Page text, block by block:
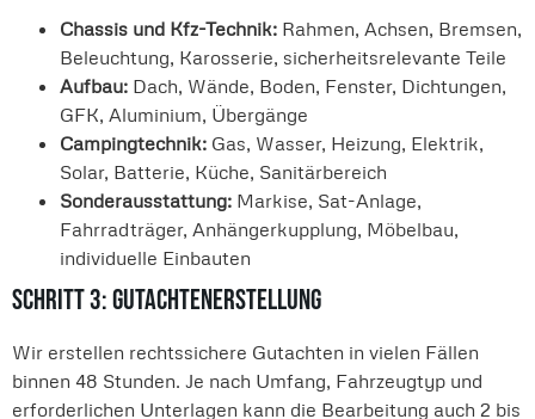
Chassis und Kfz-Technik: Rahmen, Achsen, Bremsen,
Beleuchtung, Karosserie, sicherheitsrelevante Teile
Aufbau: Dach, Wände, Boden, Fenster, Dichtungen,
GFK, Aluminium, Übergänge
Campingtechnik: Gas, Wasser, Heizung, Elektrik,
Solar, Batterie, Küche, Sanitärbereich
Sonderausstattung: Markise, Sat-Anlage,
Fahrradträger, Anhängerkupplung, Möbelbau,
individuelle Einbauten
Schritt 3: Gutachtenerstellung
Wir erstellen rechtssichere Gutachten in vielen Fällen
binnen 48 Stunden. Je nach Umfang, Fahrzeugtyp und
erforderlichen Unterlagen kann die Bearbeitung auch 2 bis